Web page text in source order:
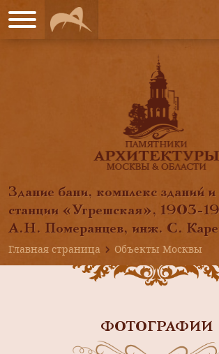
Здание бани, комплекс зданий
станции «Угрешская», 1903-
А.Н. Померанцев, инж. С.
Главная страница
Объекты Москвы
ФОТОГРАФИИ